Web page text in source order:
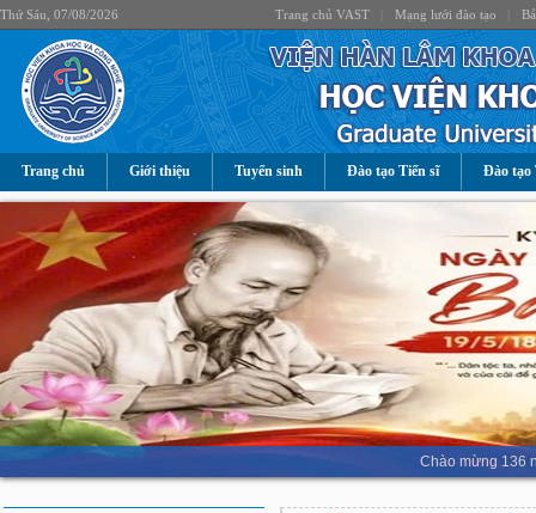
Thứ Sáu, 07/08/2026 Trang chủ VAST Mạng lưới đào tạo
Trang chủ Giới thiệu Tuyển sinh Đào tạo Tiến sĩ Đào tạo
Chào mừng 136